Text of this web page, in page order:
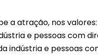
a atração, nos valores:
e pessoas com
indústria e pessoas